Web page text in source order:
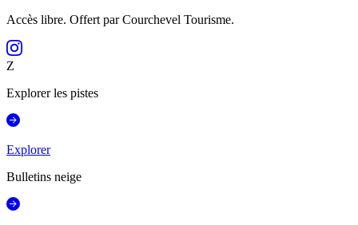
Accès libre. Offert par Courchevel Tourisme.
Z
Explorer les pistes
Explorer
Bulletins neige